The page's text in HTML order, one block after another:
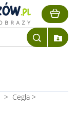
> Cegła >